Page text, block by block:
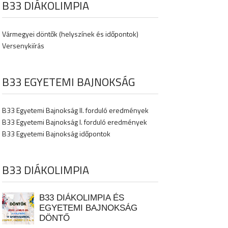
B33 DIÁKOLIMPIA
Vármegyei döntők (helyszínek és időpontok)
Versenykiírás
B33 EGYETEMI BAJNOKSÁG
B33 Egyetemi Bajnokság II. forduló eredmények
B33 Egyetemi Bajnokság I. forduló eredmények
B33 Egyetemi Bajnokság időpontok
B33 DIÁKOLIMPIA
B33 DIÁKOLIMPIA ÉS
EGYETEMI BAJNOKSÁG
DÖNTŐ